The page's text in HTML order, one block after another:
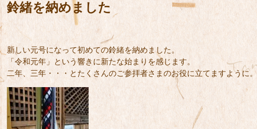
鈴緒を納めました
新しい元号になって初めての鈴緒を納めました。
「令和元年」という響きに新たな始まりを感じます。
二年、三年・・・とたくさんのご参拝者さまのお役に立てますように。